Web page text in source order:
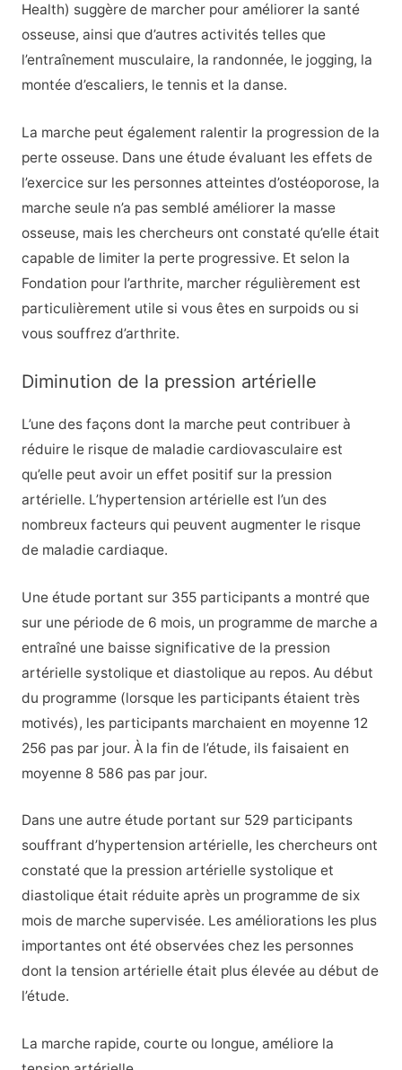
Health) suggère de marcher pour améliorer la santé
osseuse, ainsi que d’autres activités telles que
l’entraînement musculaire, la randonnée, le jogging, la
montée d’escaliers, le tennis et la danse.
La marche peut également ralentir la progression de la
perte osseuse. Dans une étude évaluant les effets de
l’exercice sur les personnes atteintes d’ostéoporose, la
marche seule n’a pas semblé améliorer la masse
osseuse, mais les chercheurs ont constaté qu’elle était
capable de limiter la perte progressive. Et selon la
Fondation pour l’arthrite, marcher régulièrement est
particulièrement utile si vous êtes en surpoids ou si
vous souffrez d’arthrite.
Diminution de la pression artérielle
L’une des façons dont la marche peut contribuer à
réduire le risque de maladie cardiovasculaire est
qu’elle peut avoir un effet positif sur la pression
artérielle. L’hypertension artérielle est l’un des
nombreux facteurs qui peuvent augmenter le risque
de maladie cardiaque.
Une étude portant sur 355 participants a montré que
sur une période de 6 mois, un programme de marche a
entraîné une baisse significative de la pression
artérielle systolique et diastolique au repos. Au début
du programme (lorsque les participants étaient très
motivés), les participants marchaient en moyenne 12
256 pas par jour. À la fin de l’étude, ils faisaient en
moyenne 8 586 pas par jour.
Dans une autre étude portant sur 529 participants
souffrant d’hypertension artérielle, les chercheurs ont
constaté que la pression artérielle systolique et
diastolique était réduite après un programme de six
mois de marche supervisée. Les améliorations les plus
importantes ont été observées chez les personnes
dont la tension artérielle était plus élevée au début de
l’étude.
La marche rapide, courte ou longue, améliore la